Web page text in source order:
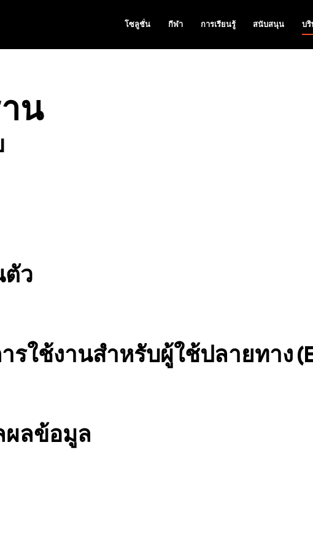
โซลูชั่น กีฬา การเรียนรู้ สนับสนุน บริ
น
ตัว
ใช้งานสำหรับผู้ใช้ปลายทาง
ผลข้อมูล